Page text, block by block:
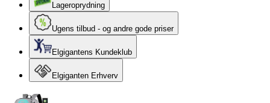
Lageroprydning
Ugens tilbud - og andre gode priser
Elgigantens Kundeklub
Elgiganten Erhverv